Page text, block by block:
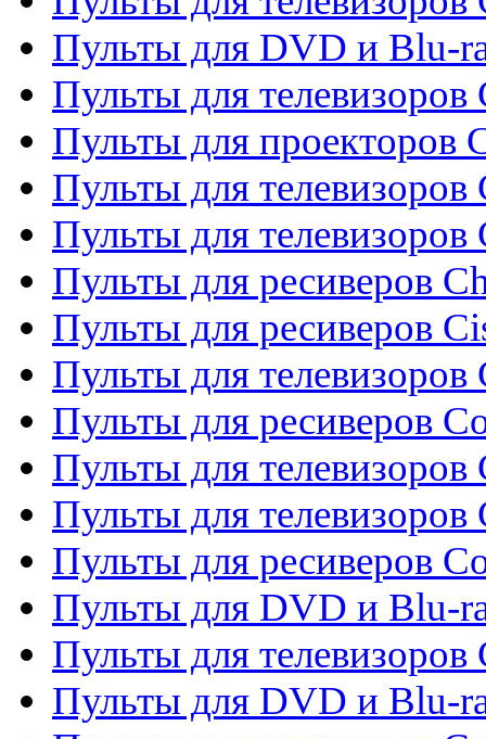
Пульты для DVD и Blu-
Пульты для телевизоров
Пульты для проекторов
Пульты для телевизоров
Пульты для телевизоров
Пульты для ресиверов
Пульты для ресиверов
Пульты для телевизоров
Пульты для ресиверов
Пульты для телевизоров
Пульты для телевизоров
Пульты для ресиверов
Пульты для DVD и Blu-
Пульты для телевизоров
Пульты для DVD и Blu-